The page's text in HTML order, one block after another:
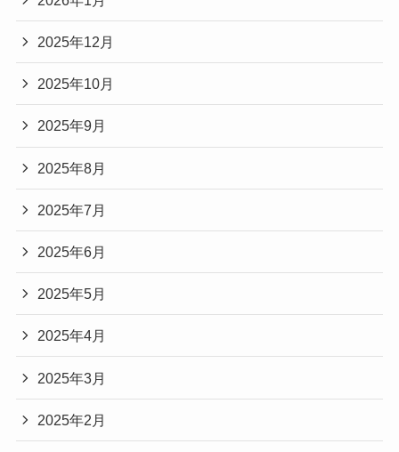
2025年12月
2025年10月
2025年9月
2025年8月
2025年7月
2025年6月
2025年5月
2025年4月
2025年3月
2025年2月